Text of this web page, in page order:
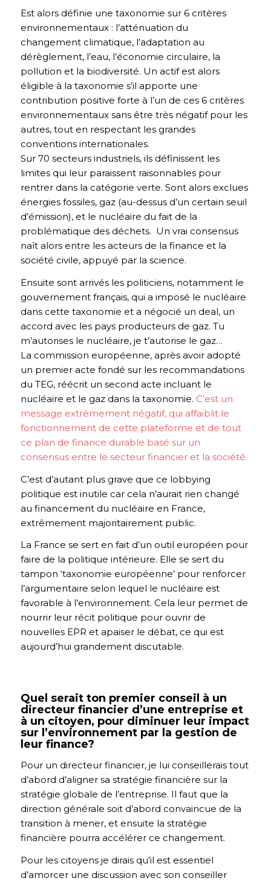
Est alors définie une taxonomie sur 6 critères
environnementaux : l’atténuation du
changement climatique, l’adaptation au
dérèglement, l’eau, l’économie circulaire, la
pollution et la biodiversité. Un actif est alors
éligible à la taxonomie s’il apporte une
contribution positive forte à l’un de ces 6 critères
environnementaux sans être très négatif pour les
autres, tout en respectant les grandes
conventions internationales.
Sur 70 secteurs industriels, ils définissent les
limites qui leur paraissent raisonnables pour
rentrer dans la catégorie verte. Sont alors exclues
énergies fossiles, gaz (au-dessus d’un certain seuil
d’émission), et le nucléaire du fait de la
problématique des déchets. Un vrai consensus
naît alors entre les acteurs de la finance et la
société civile, appuyé par la science.
Ensuite sont arrivés les politiciens, notamment le
gouvernement français, qui a imposé le nucléaire
dans cette taxonomie et a négocié un deal, un
accord avec les pays producteurs de gaz. Tu
m’autorises le nucléaire, je t’autorise le gaz…
La commission européenne, après avoir adopté
un premier acte fondé sur les recommandations
du TEG, réécrit un second acte incluant le
nucléaire et le gaz dans la taxonomie. C’est un
message extrêmement négatif, qui affaiblit le
fonctionnement de cette plateforme et de tout
ce plan de finance durable basé sur un
consensus entre le secteur financier et la société.
C’est d’autant plus grave que ce lobbying
politique est inutile car cela n’aurait rien changé
au financement du nucléaire en France,
extrêmement majoritairement public.
La France se sert en fait d’un outil européen pour
faire de la politique intérieure. Elle se sert du
tampon ‘taxonomie européenne’ pour renforcer
l’argumentaire selon lequel le nucléaire est
favorable à l’environnement. Cela leur permet de
nourrir leur récit politique pour ouvrir de
nouvelles EPR et apaiser le débat, ce qui est
aujourd’hui grandement discutable.
Quel serait ton premier conseil à un
directeur financier d’une entreprise et
à un citoyen, pour diminuer leur impact
sur l’environnement par la gestion de
leur finance?
Pour un directeur financier, je lui conseillerais tout
d’abord d’aligner sa stratégie financière sur la
stratégie globale de l’entreprise. Il faut que la
direction générale soit d’abord convaincue de la
transition à mener, et ensuite la stratégie
financière pourra accélérer ce changement.
Pour les citoyens je dirais qu’il est essentiel
d’amorcer une discussion avec son conseiller